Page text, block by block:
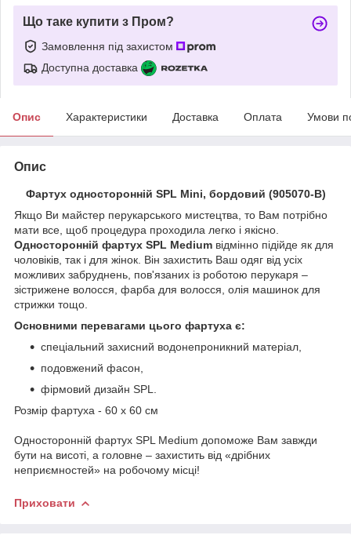
Що таке купити з Пром?
Замовлення під захистом
Доступна доставка
Опис Характеристики Доставка Оплата Умови
Опис
Фартух односторонній SPL Mini, бордовий (905070-B)
Якщо Ви майстер перукарського мистецтва, то Вам потрібно
мати все, щоб процедура проходила легко і якісно.
Односторонній фартух SPL Medium відмінно підійде як для
чоловіків, так і для жінок. Він захистить Ваш одяг від усіх
можливих забруднень, пов'язаних із роботою перукаря –
зістрижене волосся, фарба для волосся, олія машинок для
стрижки тощо.
Основними перевагами цього фартуха є:
спеціальний захисний водонепроникний матеріал,
подовжений фасон,
фірмовий дизайн SPL.
Розмір фартуха - 60 x 60 см
Односторонній фартух SPL Medium допоможе Вам завжди
бути на висоті, а головне – захистить від «дрібних
неприємностей» на робочому місці!
Приховати